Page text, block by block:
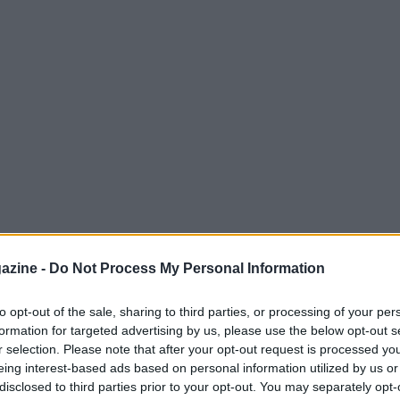
- Do Not Process My Personal Information
opt-out of the sale, sharing to third parties, or processing of your
for targeted advertising by us, please use the below opt-out
selection. Please note that after your opt-out request is processed
interest-based ads based on personal information utilized by us
to third parties prior to your opt-out. You may separately
piattaforma ha costruito solide
di eventi e partner ufficiali. Tuttavia, è
direttamente con i detentori dei diritti